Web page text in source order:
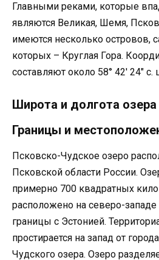
Главными реками, которые
являются Великая, Шемя,
имеются несколько островов,
которых – Круглая Гора.
составляют около 58° 42′ 24″ с.
Широта и долгота озера
Границы и
Псковско-Чудское озеро
Псковской области России.
примерно 700 квадратных
расположено на северо-
границы с Эстонией.
простирается на запад от
Чудского озера. Озеро